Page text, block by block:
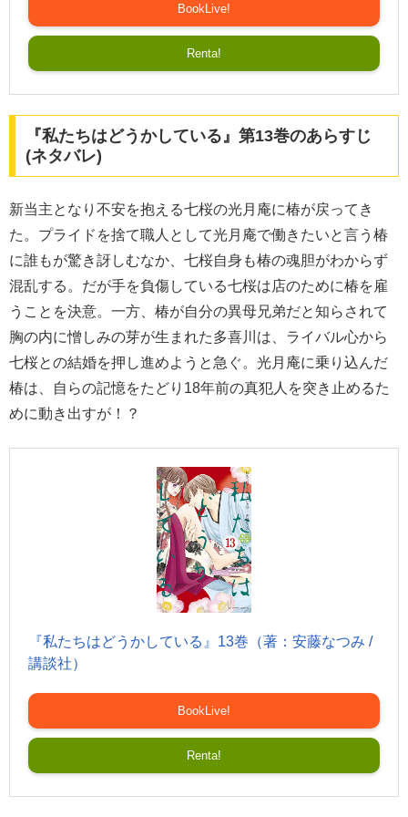
BookLive!
Renta!
『私たちはどうかしている』第13巻のあらすじ
(ネタバレ)
新当主となり不安を抱える七桜の光月庵に椿が戻ってき
た。プライドを捨て職人として光月庵で働きたいと言う椿
に誰もが驚き訝しむなか、七桜自身も椿の魂胆がわからず
混乱する。だが手を負傷している七桜は店のために椿を雇
うことを決意。一方、椿が自分の異母兄弟だと知らされて
胸の内に憎しみの芽が生まれた多喜川は、ライバル心から
七桜との結婚を押し進めようと急ぐ。光月庵に乗り込んだ
椿は、自らの記憶をたどり18年前の真犯人を突き止めるた
めに動き出すが！？
『私たちはどうかしている』13巻（著：安藤なつみ /
講談社）
BookLive!
Renta!